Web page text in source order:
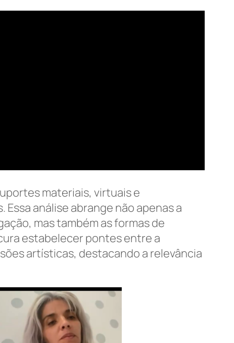
materiais, virtuais e
análise abrange não apenas a
mas também as formas de
estabelecer pontes entre a
artísticas, destacando a relevância